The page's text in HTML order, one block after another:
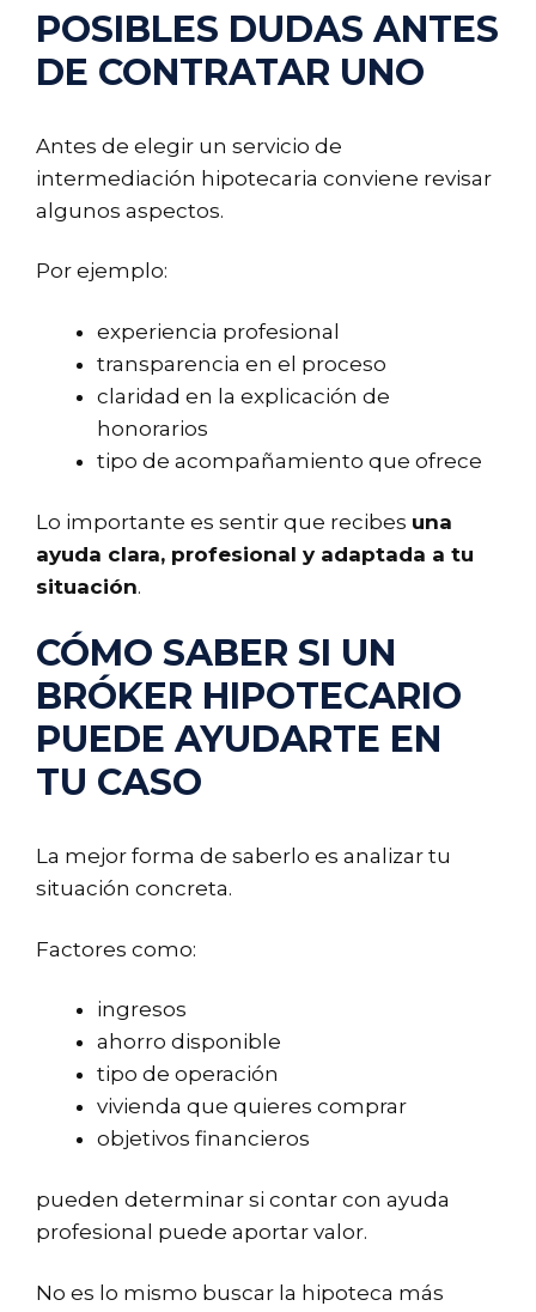
POSIBLES DUDAS ANTES
DE CONTRATAR UNO
Antes de elegir un servicio de
intermediación hipotecaria conviene revisar
algunos aspectos.
Por ejemplo:
experiencia profesional
transparencia en el proceso
claridad en la explicación de
honorarios
tipo de acompañamiento que ofrece
Lo importante es sentir que recibes una
ayuda clara, profesional y adaptada a tu
situación.
CÓMO SABER SI UN
BRÓKER HIPOTECARIO
PUEDE AYUDARTE EN
TU CASO
La mejor forma de saberlo es analizar tu
situación concreta.
Factores como:
ingresos
ahorro disponible
tipo de operación
vivienda que quieres comprar
objetivos financieros
pueden determinar si contar con ayuda
profesional puede aportar valor.
No es lo mismo buscar la hipoteca más